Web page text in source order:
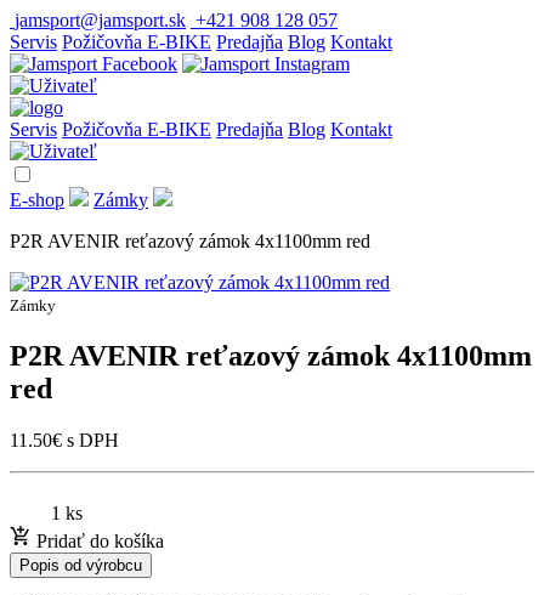
jamsport@jamsport.sk +421 908 128 057
Servis Požičovňa E-BIKE Predajňa Blog Kontakt
Servis Požičovňa E-BIKE Predajňa Blog Kontakt
E-shop
Zámky
P2R AVENIR reťazový zámok 4x1100mm red
Zámky
P2R AVENIR reťazový zámok 4x1100mm
red
11.50€ s DPH
1 ks
Pridať do košíka
Popis od výrobcu